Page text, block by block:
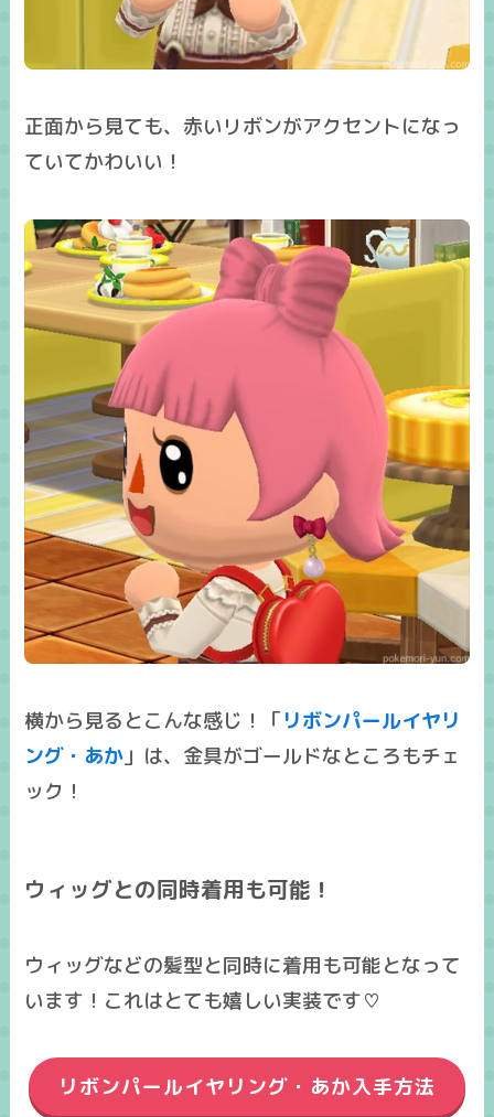
正面から見ても、赤いリボンがアクセントになっ
ていてかわいい！
横から見るとこんな感じ！「リボンパールイヤリ
ング・あか」は、 金具がゴールドなところもチェ
ック！
ウィッグとの同時着用も可能！
ウィッグなどの髪型と同時に着用も可能となって
います！これはとても嬉しい実装です♡
リボンパールイヤリング・あか入手方法